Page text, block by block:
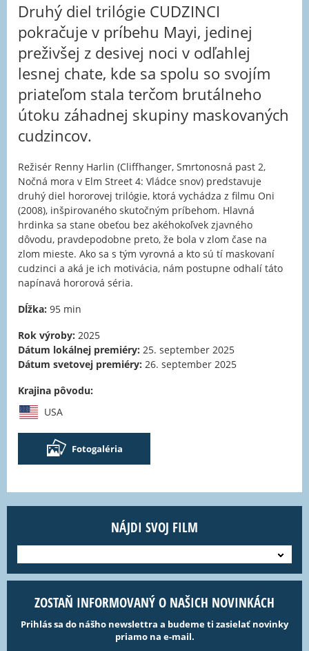
Druhý diel trilógie CUDZINCI
pokračuje v príbehu Mayi, jedinej
preživšej z desivej noci v odľahlej
lesnej chate, kde sa spolu so svojím
priateľom stala terčom brutálneho
útoku záhadnej skupiny maskovaných
cudzincov.
Režisér Renny Harlin (Cliffhanger, Smrtonosná past 2,
Nočná mora v Elm Street 4: Vládce snov) predstavuje
druhý diel hororovej trilógie, ktorá vychádza z filmu Oni
(2008), inšpirovaného skutočným príbehom. Hlavná
hrdinka sa stane obeťou bez akéhokoľvek zjavného
dôvodu, pravdepodobne preto, že bola v zlom čase na
zlom mieste. Ako sa s tým vyrovná a kto sú tí maskovaní
cudzinci a aká je ich motivácia, nám postupne odhalí táto
napínavá hororová séria.
Dĺžka: 95 min
Rok výroby: 2025
Dátum lokálnej premiéry: 25. september 2025
Dátum svetovej premiéry: 26. september 2025
Krajina pôvodu:
USA
Fotogaléria
NÁJDI SVOJ FILM
ZOSTAŇ INFORMOVANÝ O NAŠICH NOVINKÁCH
Prihlás sa do nášho newslettra a budeme ti zasielať novinky
priamo na e-mail.